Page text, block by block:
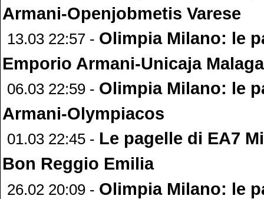
Armani-Openjobmetis Varese
13.03 22:57 - Olimpia Milano: le
Emporio Armani-Unicaja Malaga
06.03 22:59 - Olimpia Milano: le
Armani-Olympiacos
01.03 22:45 - Le pagelle di EA7
Bon Reggio Emilia
26.02 20:09 - Olimpia Milano: le